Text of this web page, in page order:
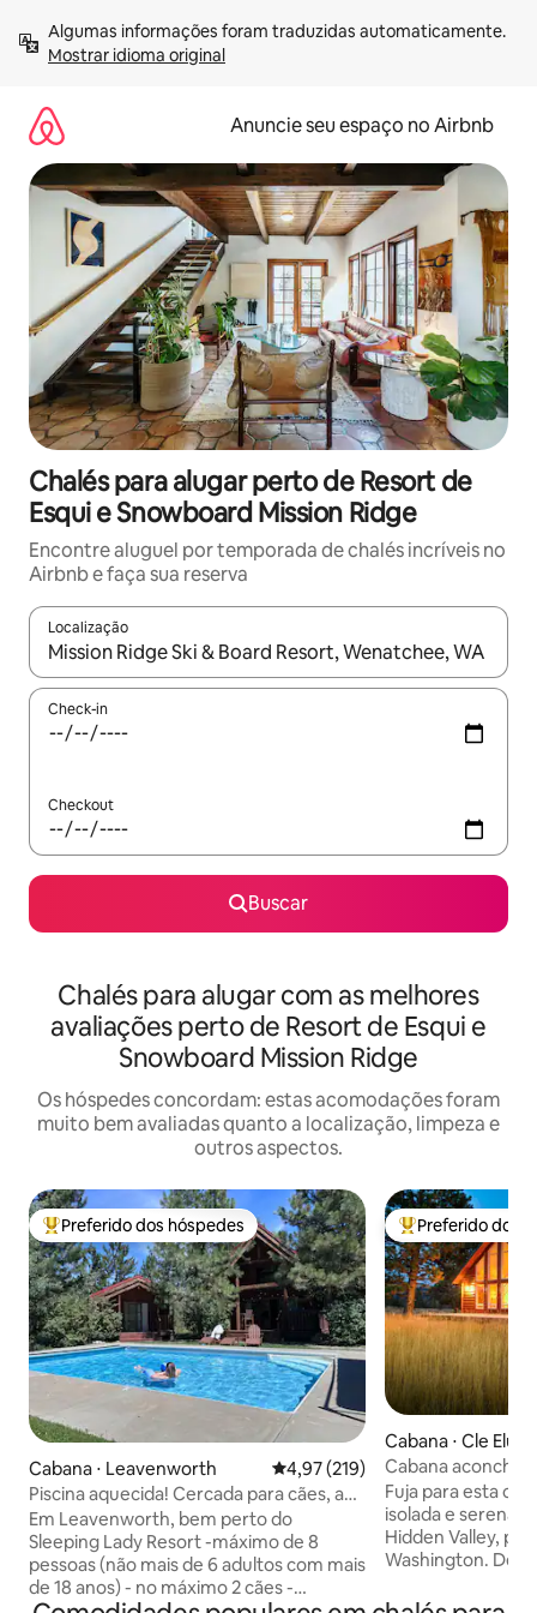
para
Mostrar idioma original
Anuncie seu espaço no Airbnb
Chalés para alugar perto de Resort de
Esqui e Snowboard Mission Ridge
Encontre aluguel por temporada de chalés incríveis no
Airbnb e faça sua reserva
Localização
Quando os resultados estiverem disponíveis, explore-os
Check-in
Checkout
Buscar
Chalés para alugar com as melhores
avaliações perto de Resort de Esqui e
Snowboard Mission Ridge
Os hóspedes concordam: estas acomodações foram
muito bem avaliadas quanto a localização, limpeza e
outros aspectos.
Entre os melhores preferidos dos hóspedes
Preferido dos hóspedes
Cabana ⋅ Leavenworth 4,97 de uma avaliação média de
4,97 (219)
Piscina aquecida! Cercada para cães, a
uma curta caminhada do café
Em Leavenworth, bem perto do
Sleeping Lady Resort -máximo de 8
pessoas (não mais de 6 adultos com mais
de 18 anos) - no máximo 2 cães -
Entre os
Preferido dos
Cabana ⋅ Cle Elum
Cabana
Elum | Vistas
Fuja para esta
isolada e serena
Hidden Valley,
Washington.
montanha, um